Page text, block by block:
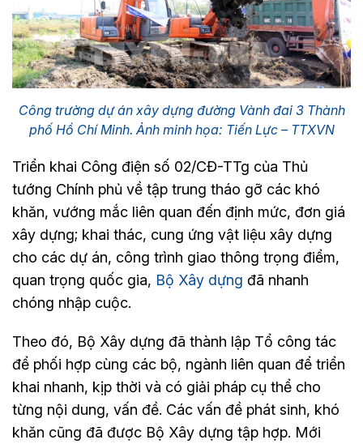
Công trường dự án xây dựng đường Vành đai 3 Thành
phố Hồ Chí Minh. Ảnh minh họa: Tiến Lực – TTXVN
Triển khai Công điện số 02/CĐ-TTg của Thủ
tướng Chính phủ về tập trung tháo gỡ các khó
khăn, vướng mắc liên quan đến định mức, đơn giá
xây dựng; khai thác, cung ứng vật liệu xây dựng
cho các dự án, công trình giao thông trọng điểm,
quan trọng quốc gia, Bộ Xây dựng đã nhanh
chóng nhập cuộc.
Theo đó, Bộ Xây dựng đã thành lập Tổ công tác
để phối hợp cùng các bộ, ngành liên quan để triển
khai nhanh, kịp thời và có giải pháp cụ thể cho
từng nội dung, vấn đề. Các vấn đề phát sinh, khó
khăn cũng đã được Bộ Xây dựng tập hợp. Mới